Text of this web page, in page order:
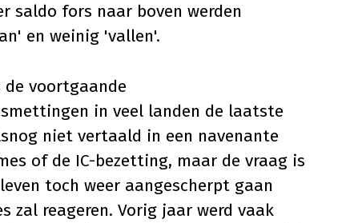
saldo fors naar boven werden
en weinig 'vallen'.
de voortgaande
in veel landen de laatste
niet vertaald in een navenante
of de IC-bezetting, maar de vraag is
toch weer aangescherpt gaan
zal reageren. Vorig jaar werd vaak